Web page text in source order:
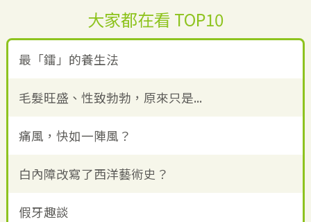
大家都在看 TOP10
最「鐳」的養生法
毛髮旺盛、性致勃勃，原來只是...
痛風，快如一陣風？
白內障改寫了西洋藝術史？
假牙趣談